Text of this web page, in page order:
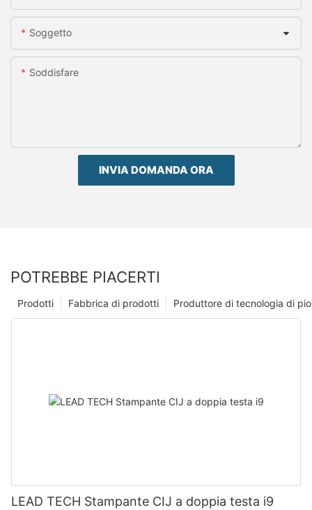
Soggetto
Soddisfare
INVIA DOMANDA ORA
POTREBBE PIACERTI
Produttore di tecnologia di
Fabbrica di prodotti
Prodotti
LEAD TECH Stampante CIJ a doppia testa i9